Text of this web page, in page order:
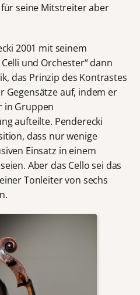
seine Mitstreiter aber
2001 mit seinem
und Orchester“ dann
das Prinzip des Kontrastes
Gegensätze auf, indem er
in Gruppen
aufteilte. Penderecki
dass nur wenige
Einsatz in einem
Aber das Cello sei das
Tonleiter von sechs